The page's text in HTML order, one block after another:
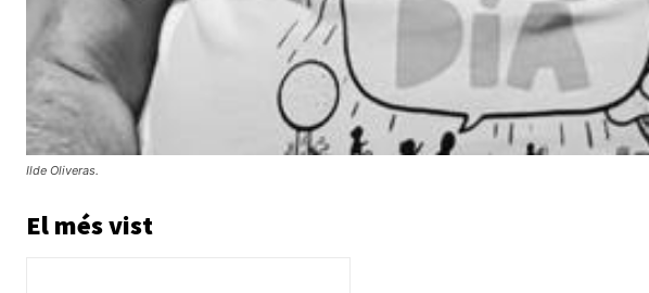
Ilde Oliveras.
El més vist